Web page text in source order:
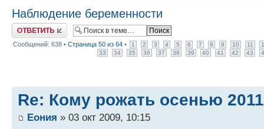
Наблюдение беременности
Ответить
Сообщений: 638 • Страница 50 из 64 • 1 2 3 4 5 6 7 8 9 10 11
33
34 35 36 37 38 39 40 41 42 43
Re: Кому рожать осенью
Еония » 03 окт 2009, 10:15